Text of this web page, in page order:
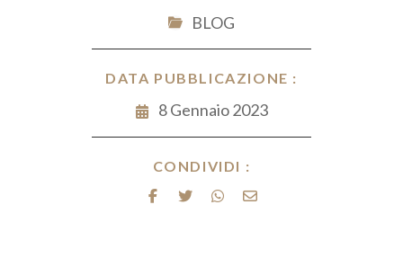
BLOG
DATA PUBBLICAZIONE :
8 Gennaio 2023
CONDIVIDI :